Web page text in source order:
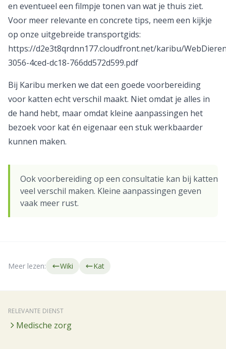
en eventueel een filmpje tonen van wat je thuis ziet.
Voor meer relevante en concrete tips, neem een kijkje
op onze uitgebreide transportgids:
https://d2e3t8qrdnn177.cloudfront.net/karibu/
3056-4ced-dc18-766dd572d599.pdf
Bij Karibu merken we dat een goede voorbereiding
voor katten echt verschil maakt. Niet omdat je alles in
de hand hebt, maar omdat kleine aanpassingen het
bezoek voor kat én eigenaar een stuk werkbaarder
kunnen maken.
Ook voorbereiding op een consultatie kan bij katten
veel verschil maken. Kleine aanpassingen geven
vaak meer rust.
Meer lezen: Wiki Kat
RELEVANTE DIENST
Medische zorg